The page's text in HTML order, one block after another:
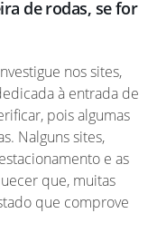
de rodas, se for
nos sites,
à entrada de
pois algumas
Nalguns sites,
e as
que, muitas
que comprove